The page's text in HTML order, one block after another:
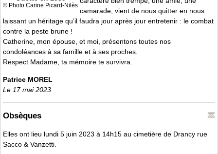
© Photo Carine Picard-Nilès
camarade, vient de nous quitter en nous
laissant un héritage qu’il faudra jour après jour entretenir : le combat
contre la peste brune !
Catherine, mon épouse, et moi, présentons toutes nos
condoléances à sa famille et à ses proches.
Respect Madame, ta mémoire te survivra.
Patrice MOREL
Le 17 mai 2023
Obsèques
Elles ont lieu lundi 5 juin 2023 à 14h15 au cimetière de Drancy rue
Sacco & Vanzetti.